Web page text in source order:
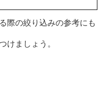
際の絞り込みの参考にも
けましょう。